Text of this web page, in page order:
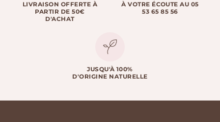
LIVRAISON OFFERTE À
PARTIR DE 50€
D'ACHAT
À VOTRE ÉCOUTE AU 05
53 65 85 56
JUSQU'À 100%
D'ORIGINE NATURELLE